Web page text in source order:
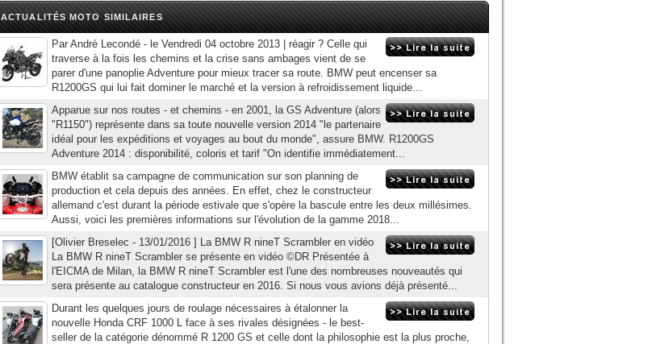
ACTUALITÉS MOTO SIMILAIRES
Par André Lecondé - le Vendredi 04 octobre 2013 | réagir ? Celle qui
traverse à la fois les chemins et la crise sans ambages vient de se
parer d'une panoplie Adventure pour mieux tracer sa route. BMW peut encenser sa
R1200GS qui lui fait dominer le marché et la version à refroidissement liquide...
Apparue sur nos routes - et chemins - en 2001, la GS Adventure (alors
"R1150") représente dans sa toute nouvelle version 2014 "le partenaire
idéal pour les expéditions et voyages au bout du monde", assure BMW. R1200GS
Adventure 2014 : disponibilité, coloris et tarif "On identifie immédiatement...
BMW établit sa campagne de communication sur son planning de
production et cela depuis des années. En effet, chez le constructeur
allemand c'est durant la période estivale que s'opère la bascule entre les deux millésimes.
Aussi, voici les premières informations sur l'évolution de la gamme 2018...
[Olivier Breselec - 13/01/2016 ] La BMW R nineT Scrambler en vidéo
La BMW R nineT Scrambler se présente en vidéo ©DR Présentée à
l'EICMA de Milan, la BMW R nineT Scrambler est l'une des nombreuses nouveautés qui
sera présente au catalogue constructeur en 2016. Si nous vous avions déjà présenté...
Durant les quelques jours de roulage nécessaires à étalonner la
nouvelle Honda CRF 1000 L face à ses rivales désignées - le best-
seller de la catégorie dénommé R 1200 GS et celle dont la philosophie est la plus proche,